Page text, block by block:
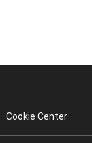
Cookie Center